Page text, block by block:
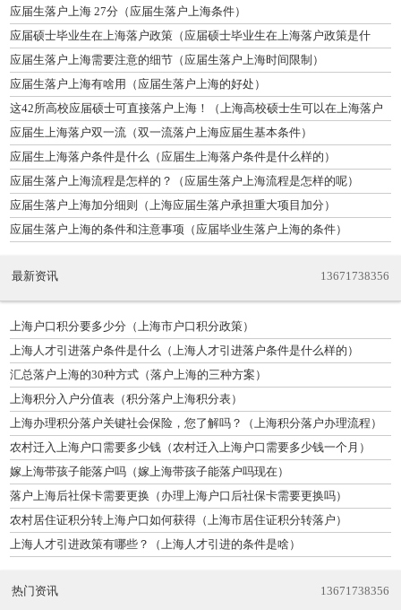
应届生落户上海 27分（应届生落户上海条件）
应届硕士毕业生在上海落户政策（应届硕士毕业生在上海落户政策是什
么）
应届生落户上海需要注意的细节（应届生落户上海时间限制）
应届生落户上海有啥用（应届生落户上海的好处）
这42所高校应届硕士可直接落户上海！（上海高校硕士生可以在上海落户
吗？）
应届生上海落户双一流（双一流落户上海应届生基本条件）
应届生上海落户条件是什么（应届生上海落户条件是什么样的）
应届生落户上海流程是怎样的？（应届生落户上海流程是怎样的呢）
应届生落户上海加分细则（上海应届生落户承担重大项目加分）
应届生落户上海的条件和注意事项（应届毕业生落户上海的条件）
最新资讯 13671738356
上海户口积分要多少分（上海市户口积分政策）
上海人才引进落户条件是什么（上海人才引进落户条件是什么样的）
汇总落户上海的30种方式（落户上海的三种方案）
上海积分入户分值表（积分落户上海积分表）
上海办理积分落户关键社会保险，您了解吗？（上海积分落户办理流程）
农村迁入上海户口需要多少钱（农村迁入上海户口需要多少钱一个月）
嫁上海带孩子能落户吗（嫁上海带孩子能落户吗现在）
落户上海后社保卡需要更换（办理上海户口后社保卡需要更换吗）
农村居住证积分转上海户口如何获得（上海市居住证积分转落户）
上海人才引进政策有哪些？（上海人才引进的条件是啥）
热门资讯 13671738356